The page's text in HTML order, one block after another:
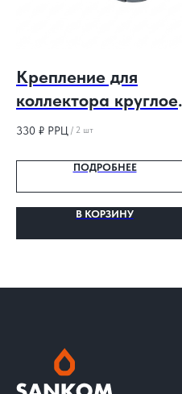
Крепление для
коллектора круглое
¾"
330 ₽ РРЦ / 2 шт
ПОДРОБНЕЕ
В КОРЗИНУ